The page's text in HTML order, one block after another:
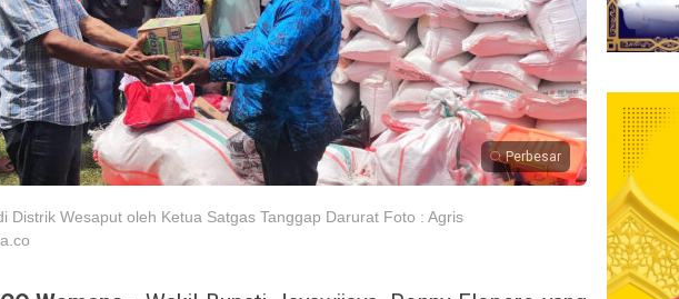
Perbesar
Distrik Wesaput oleh Ketua Satgas Tanggap Darurat Foto : Agris